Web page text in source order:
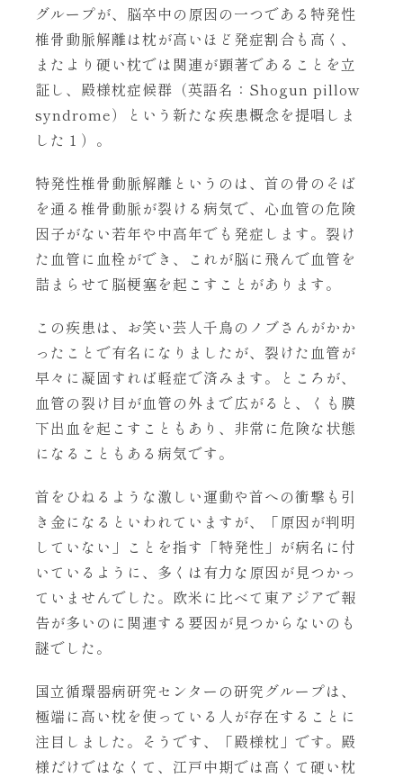
グループが、脳卒中の原因の一つである特発性
椎骨動脈解離は枕が高いほど発症割合も高く、
またより硬い枕では関連が顕著であることを立
証し、殿様枕症候群（英語名：Shogun pillow
syndrome）という新たな疾患概念を提唱しま
した１）。
特発性椎骨動脈解離というのは、首の骨のそば
を通る椎骨動脈が裂ける病気で、心血管の危険
因子がない若年や中高年でも発症します。裂け
た血管に血栓ができ、これが脳に飛んで血管を
詰まらせて脳梗塞を起こすことがあります。
この疾患は、お笑い芸人千鳥のノブさんがかか
ったことで有名になりましたが、裂けた血管が
早々に凝固すれば軽症で済みます。ところが、
血管の裂け目が血管の外まで広がると、くも膜
下出血を起こすこともあり、非常に危険な状態
になることもある病気です。
首をひねるような激しい運動や首への衝撃も引
き金になるといわれていますが、「原因が判明
していない」ことを指す「特発性」が病名に付
いているように、多くは有力な原因が見つかっ
ていませんでした。欧米に比べて東アジアで報
告が多いのに関連する要因が見つからないのも
謎でした。
国立循環器病研究センターの研究グループは、
極端に高い枕を使っている人が存在することに
注目しました。そうです、「殿様枕」です。殿
様だけではなくて、江戸中期では高くて硬い枕